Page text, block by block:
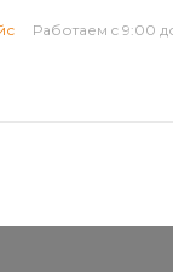
Работаем c 9:00